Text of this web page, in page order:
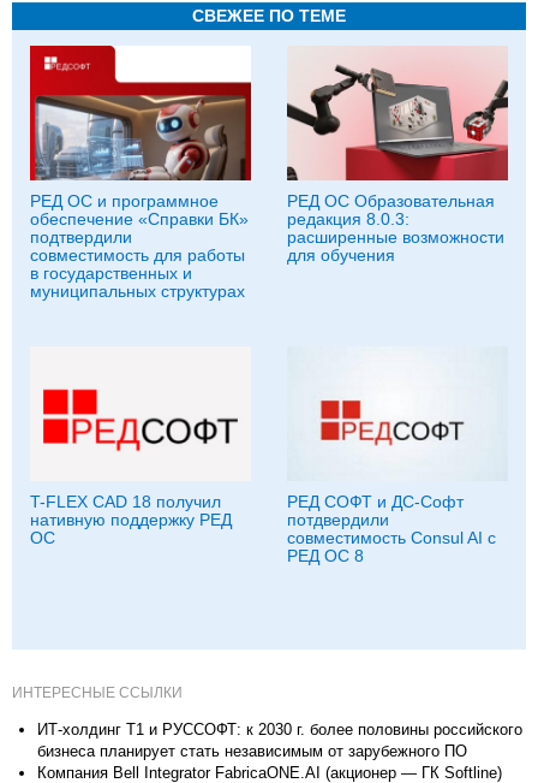
СВЕЖЕЕ ПО ТЕМЕ
РЕД ОС и программное
обеспечение «Справки БК»
подтвердили
совместимость для работы
в государственных и
муниципальных структурах
РЕД ОС Образовательная
редакция 8.0.3:
расширенные возможности
для обучения
T-FLEX CAD 18 получил
нативную поддержку РЕД
ОС
РЕД СОФТ и ДС-Софт
потдвердили
совместимость Consul AI с
РЕД ОС 8
ИНТЕРЕСНЫЕ ССЫЛКИ
ИТ-холдинг Т1 и РУССОФТ: к 2030 г. более половины российского
бизнеса планирует стать независимым от зарубежного ПО
Компания Bell Integrator FabricaONE.AI (акционер — ГК Softline)